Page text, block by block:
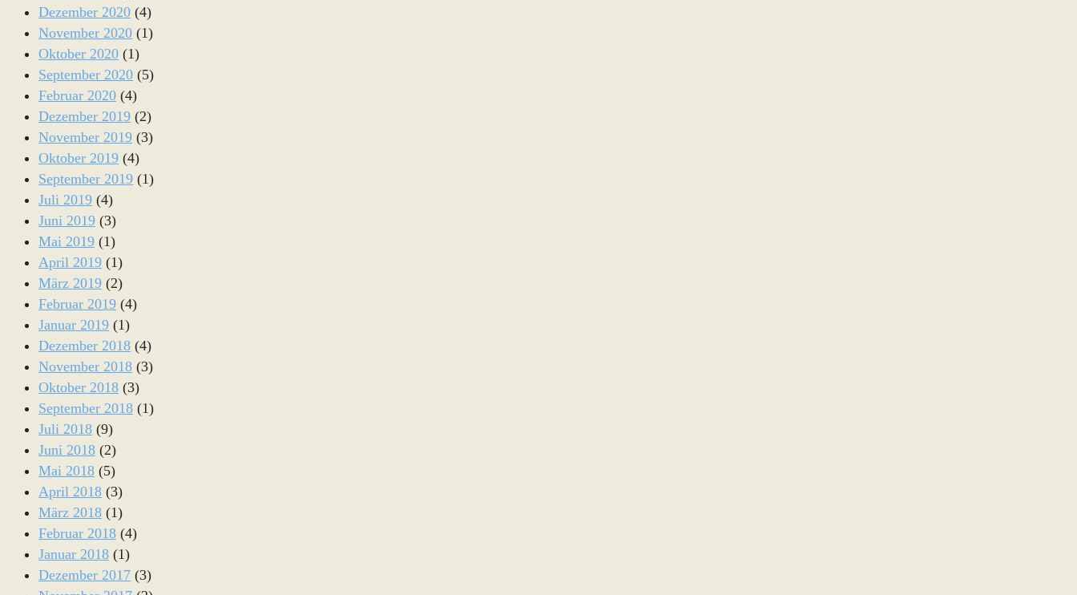
Dezember 2020 (4)
November 2020 (1)
Oktober 2020 (1)
September 2020 (5)
Februar 2020 (4)
Dezember 2019 (2)
November 2019 (3)
Oktober 2019 (4)
September 2019 (1)
Juli 2019 (4)
Juni 2019 (3)
Mai 2019 (1)
April 2019 (1)
März 2019 (2)
Februar 2019 (4)
Januar 2019 (1)
Dezember 2018 (4)
November 2018 (3)
Oktober 2018 (3)
September 2018 (1)
Juli 2018 (9)
Juni 2018 (2)
Mai 2018 (5)
April 2018 (3)
März 2018 (1)
Februar 2018 (4)
Januar 2018 (1)
Dezember 2017 (3)